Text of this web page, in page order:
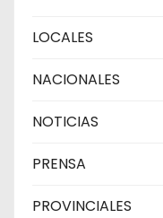
LOCALES
NACIONALES
NOTICIAS
PRENSA
PROVINCIALES